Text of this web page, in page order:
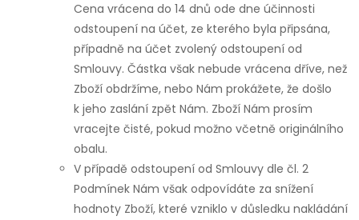
Cena vrácena do 14 dnů ode dne účinnosti
odstoupení na účet, ze kterého byla připsána,
případně na účet zvolený odstoupení od
Smlouvy. Částka však nebude vrácena dříve, než
Zboží obdržíme, nebo Nám prokážete, že došlo
k jeho zaslání zpět Nám. Zboží Nám prosím
vracejte čisté, pokud možno včetně originálního
obalu.
V případě odstoupení od Smlouvy dle čl. 2
Podmínek Nám však odpovídáte za snížení
hodnoty Zboží, které vzniklo v důsledku nakládání